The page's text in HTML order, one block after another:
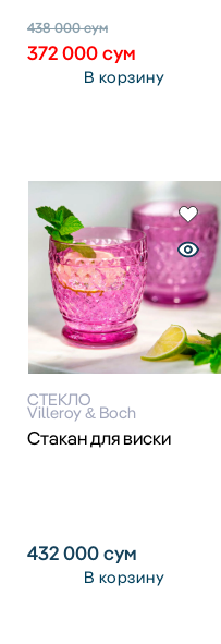
438 000сум
372 000сум
В корзину
СТЕКЛО
Villeroy & Boch
Стакан для виски
432 000сум
В корзину